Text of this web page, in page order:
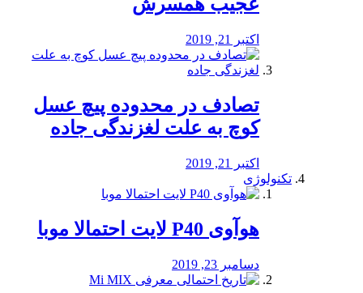
عجیب همسرش
اکتبر 21, 2019
تصادف در محدوده پیچ عسل
کوچ به علت لغزندگی جاده
اکتبر 21, 2019
تکنولوژی
هوآوی P40 لایت احتمالا موبا
دسامبر 23, 2019